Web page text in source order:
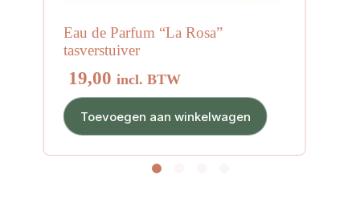
Eau de Parfum “La Rosa”
tasverstuiver
19,00 incl. BTW
Toevoegen aan winkelwagen